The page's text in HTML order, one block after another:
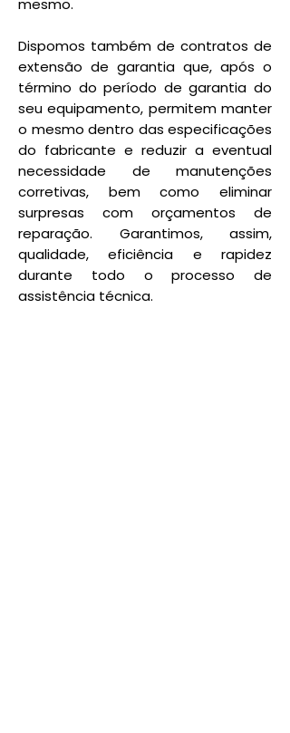
mesmo.
Dispomos também de contratos de
extensão de garantia que, após o
término do período de garantia do
seu equipamento, permitem manter
o mesmo dentro das especificações
do fabricante e reduzir a eventual
necessidade de manutenções
corretivas, bem como eliminar
surpresas com orçamentos de
reparação. Garantimos, assim,
qualidade, eficiência e rapidez
durante todo o processo de
assistência técnica.